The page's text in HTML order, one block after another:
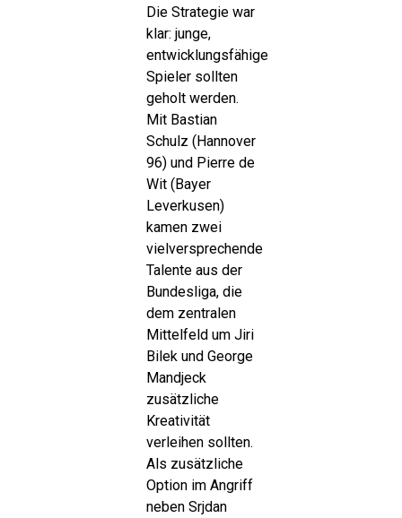
Die Strategie war
klar: junge,
entwicklungsfähige
Spieler sollten
geholt werden.
Mit Bastian
Schulz (Hannover
96) und Pierre de
Wit (Bayer
Leverkusen)
kamen zwei
vielversprechende
Talente aus der
Bundesliga, die
dem zentralen
Mittelfeld um Jiri
Bilek und George
Mandjeck
zusätzliche
Kreativität
verleihen sollten.
Als zusätzliche
Option im Angriff
neben Srjdan